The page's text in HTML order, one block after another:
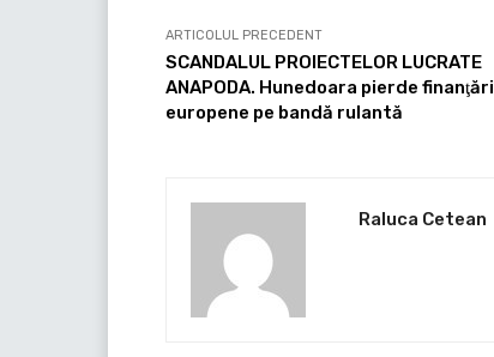
ARTICOLUL PRECEDENT
SCANDALUL PROIECTELOR LUCRATE
ANAPODA. Hunedoara pierde finanţări
europene pe bandă rulantă
Raluca Cetean